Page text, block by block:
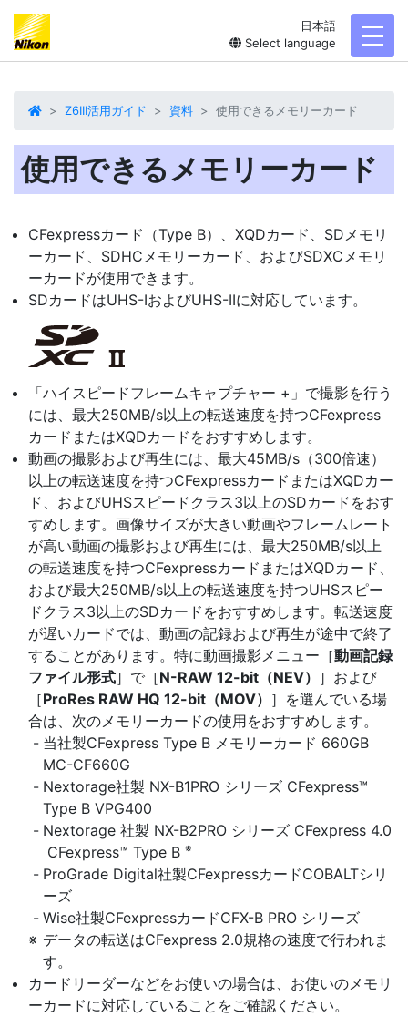
日本語
Select language
Z6III活用ガイド 資料 使用できるメモリーカード
使用できるメモリーカード
CFexpressカード（Type B）、XQDカード、SDメモリ
ーカード 、SDHCメモリーカード、およびSDXCメモリ
ーカードが使用できます。
SDカードはUHS-IおよびUHS-IIに対応しています。
「ハイスピードフレームキャプチャー +」で撮影を行う
には、最大250MB/s以上の転送速度を持つCFexpress
カードまたはXQDカードをおすすめします。
動画の撮影および再生には、最大45MB/s（300倍速）
以上の転送速度を持つCFexpressカードまたはXQDカー
ド、およびUHSスピードクラス3以上のSDカードをおす
すめします。画像サイズが大きい動画やフレームレート
が高い動画の撮影および再生には、最大250MB/s以上
の転送速度を持つCFexpressカードまたはXQDカード、
および最大250MB/s以上の転送速度を持つUHSスピー
ドクラス3以上のSDカードをおすすめします。転送速度
が遅いカードでは、動画の記録および再生が途中で終了
することがあります。特に動画撮影メニュー［動画記録
ファイル形式］で［N-RAW 12-bit（NEV） ］および
［ProRes RAW HQ 12-bit（MOV） ］を選んでいる場
合は、次のメモリーカードの使用をおすすめします。
当社製CFexpress Type B メモリーカード 660GB
MC-CF660G
Nextorage社製 NX-B1PRO シリーズ CFexpress™
Type B VPG400
Nextorage 社製 NX-B2PRO シリーズ CFexpress 4.0
CFexpress™ Type B ※
ProGrade Digital社製CFexpressカードCOBALTシリ
ーズ
Wise社製CFexpressカードCFX-B PRO シリーズ
データの転送はCFexpress 2.0規格の速度で行われま
す。
カードリーダーなどをお使いの場合は、お使いのメモリ
ーカードに対応していることをご確認ください。